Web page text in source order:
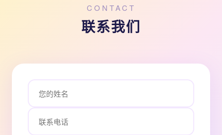
CONTACT
联系我们